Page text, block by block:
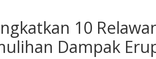
10
Dampak